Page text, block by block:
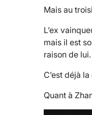
Mais au
L’ex
mais il est
raison de lui.
C’est déjà
Quant à